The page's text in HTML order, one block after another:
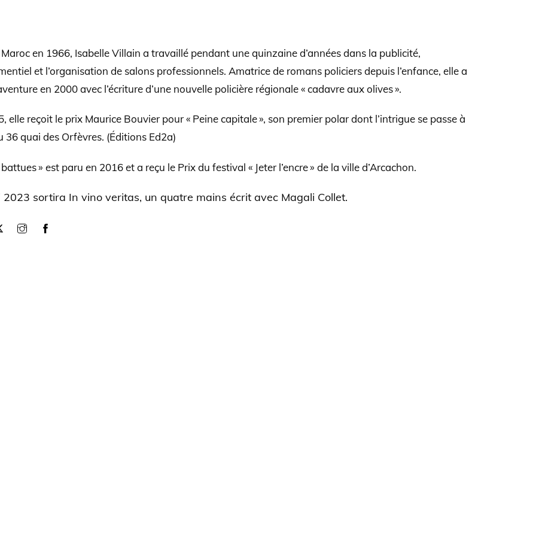
en 1966, Isabelle Villain a travaillé pendant une quinzaine d’années dans la publicité,
et l’organisation de salons professionnels. Amatrice de romans policiers depuis l’enfance, elle a
en 2000 avec l’écriture d’une nouvelle policière régionale « cadavre aux olives ».
elle reçoit le prix Maurice Bouvier pour « Peine capitale », son premier polar dont l’intrigue se passe à
36 quai des Orfèvres. (Éditions Ed2a)
» est paru en 2016 et a reçu le Prix du festival « Jeter l’encre » de la ville d’Arcachon.
2023 sortira In vino veritas, un quatre mains écrit avec Magali Collet.